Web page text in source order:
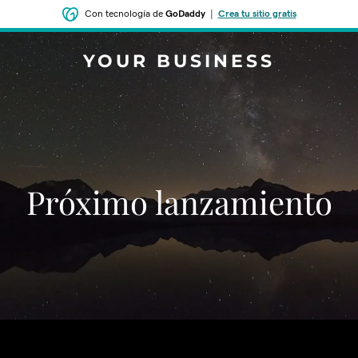
Con tecnología de GoDaddy| Crea tu sitio gratis
YOUR BUSINESS
‌‌Próximo lanzamiento